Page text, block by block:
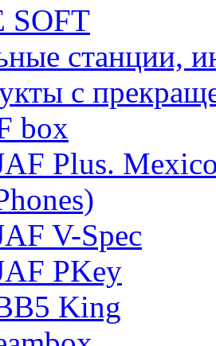
SOFT
станции,
с
box
Plus.
V-Spec
PKey
King